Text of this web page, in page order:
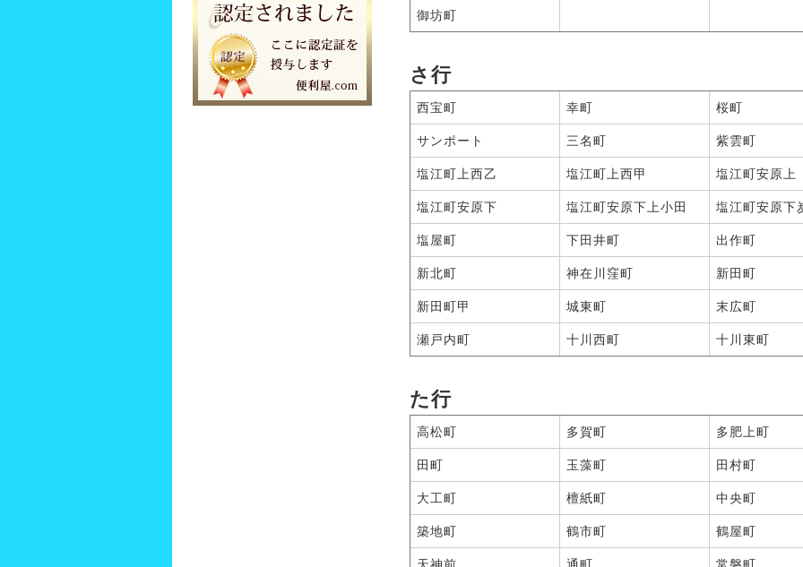
御坊町
さ行
西宝町 幸町 桜町
サンポート 三名町 紫雲町
塩江町上西乙 塩江町上西甲 塩江町安原上
塩江町安原下 塩江町安原下上小田 塩江町安原下
塩屋町 下田井町 出作町
新北町 神在川窪町 新田町
新田町甲 城東町 末広町
瀬戸内町 十川西町 十川東町
た行
高松町 多賀町 多肥上町
田町 玉藻町 田村町
大工町 檀紙町 中央町
築地町 鶴市町 鶴屋町